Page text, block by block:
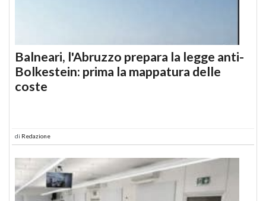
Balneari, l'Abruzzo prepara la legge anti-
Bolkestein: prima la mappatura delle
coste
di Redazione